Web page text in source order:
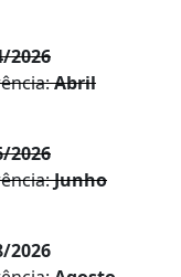
2026
Abril
2026
Junho
2026